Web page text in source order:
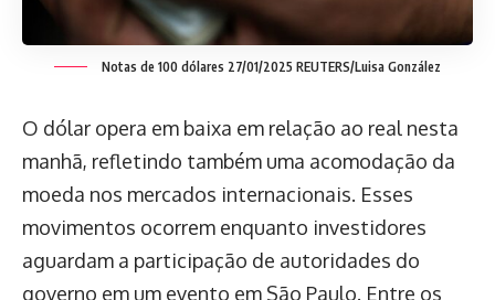
Notas de 100 dólares 27/01/2025 REUTERS/Luisa González
O dólar opera em baixa em relação ao real nesta
manhã, refletindo também uma acomodação da
moeda nos mercados internacionais. Esses
movimentos ocorrem enquanto investidores
aguardam a participação de autoridades do
governo em um evento em São Paulo. Entre os